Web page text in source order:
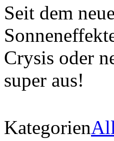
Seit dem
Crysis oder
super aus!
Kategorien